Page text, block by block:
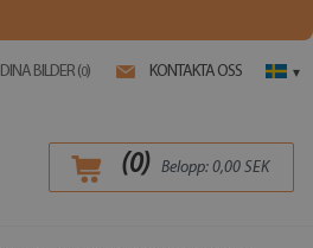
DINA BILDER (0) KONTAKTA OSS ▾
(0) Belopp: 0,00 SEK